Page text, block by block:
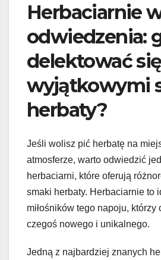
Herbaciarnie
odwiedzenia:
delektować się
wyjątkowymi
herbaty?
Jeśli wolisz pić herbatę na
atmosferze, warto odwiedzić
herbaciarni, które oferują
smaki herbaty. Herbaciarnie to
miłośników tego napoju,
czegoś nowego i unikalnego.
Jedną z najbardziej znanych